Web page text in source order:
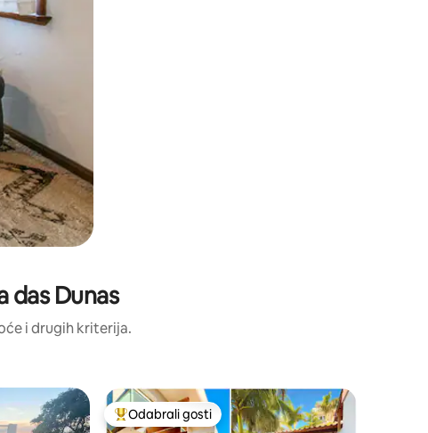
das Dunas
i drugih kriterija.
Među najviše rangiranima s oznakom „Odabrali gosti”
Odabrali gosti